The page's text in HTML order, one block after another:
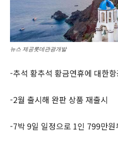
뉴스 제공롯데관광개발
-추석 황추석 황금연휴에 대한
-2월 출시해 완판 상품 재출시
-7박 9일 일정으로 1인 799만원